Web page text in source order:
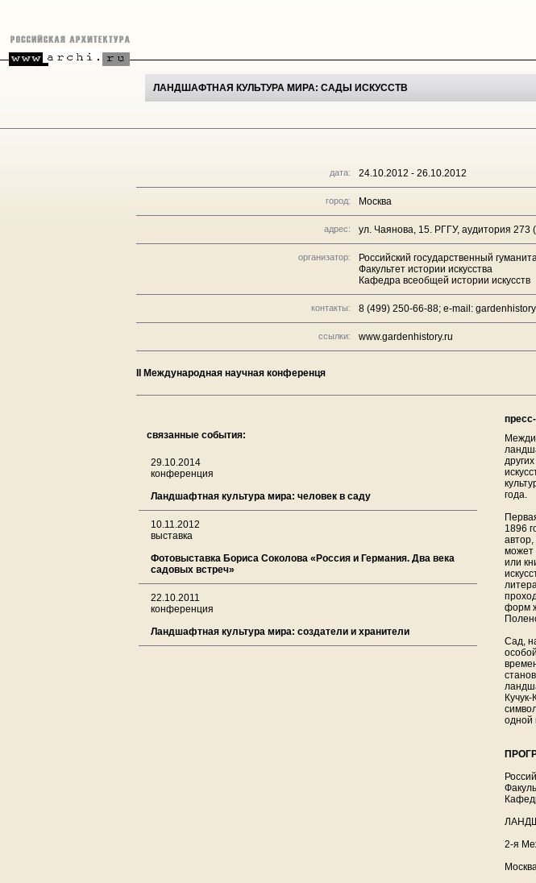
ЛАНДШАФТНАЯ КУЛЬТУРА МИРА: САДЫ ИСКУССТВ
дата: 24.10.2012 - 26.10.2012
город: Москва
адрес: ул. Чаянова, 15. РГГУ, аудитория 273
организатор:
Российский государственный
Факультет истории искусства
Кафедра всеобщей истории искусств
контакты: 8 (499) 250-66-88; e-mail:
ссылки: www.gardenhistory.ru
II Международная научная конференця
связанные события:
29.10.2014
конференция
Ландшафтная культура мира: человек в саду
10.11.2012
выставка
Фотовыставка Бориса Соколова «Россия и Германия. Два века
садовых встреч»
22.10.2011
конференция
Ландшафтная культура мира: создатели и хранители
года.
1896
может
или
форм
Сад,
одной
2-я